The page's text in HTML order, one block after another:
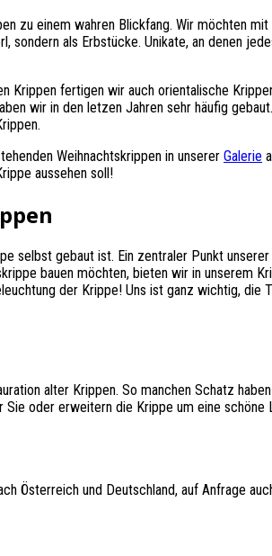
zu einem wahren Blickfang. Wir möchten
als Erbstücke. Unikate, an denen
Krippen fertigen wir auch orientalische
wir in den letzen Jahren sehr häufig
Weihnachtskrippen in unserer Galerie
aussehen soll!
selbst gebaut ist. Ein zentraler Punkt
bauen möchten, bieten wir in unserem
der Krippe! Uns ist ganz wichtig, die
alter Krippen. So manchen Schatz
oder erweitern die Krippe um eine schöne
Österreich und Deutschland, auf Anfrage